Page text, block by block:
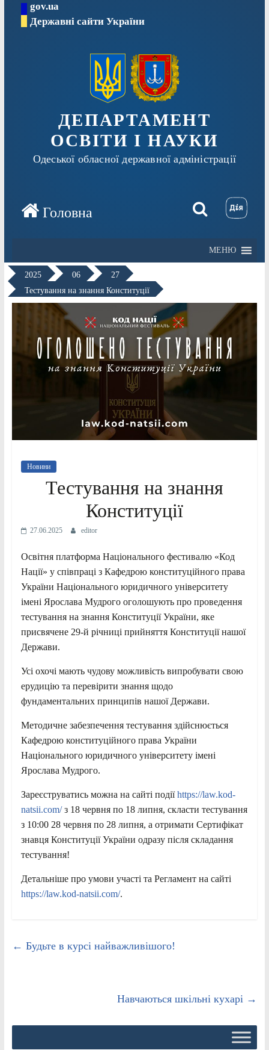
Перейтиgov.ua
Державні сайти України
ДЕПАРТАМЕНТ
ОСВІТИ І НАУКИ
Одеської обласної державної адміністрації
МЕНЮ
2025 06
27
Тестування на знання Конституції
Новини
Тестування на знання
Конституції
27.06.2025 editor
Освітня платформа Національного фестивалю «Код
Нації» у співпраці з Кафедрою конституційного права
України Національного юридичного університету
імені Ярослава Мудрого оголошують про проведення
тестування на знання Конституції України, яке
присвячене 29-й річниці прийняття Конституції нашої
Держави.
Усі охочі мають чудову можливість випробувати свою
ерудицію та перевірити знання щодо
фундаментальних принципів нашої Держави.
Методичне забезпечення тестування здійснюється
Кафедрою конституційного права України
Національного юридичного університету імені
Ярослава Мудрого.
Зареєструватись можна на сайті подіїhttps://law.kod-
natsii.com/з 18 червня по 18 липня, скласти тестування
з 10:00 28 червня по 28 липня, а отримати Сертифікат
знавця Конституції України одразу після складання
тестування!
Детальніше про умови участі та Регламент на сайті
https://law.kod-natsii.com/.
← Будьте в курсі найважливішого!
Навчаються шкільні кухарі →